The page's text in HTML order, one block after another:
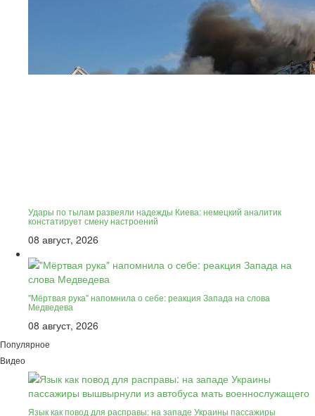
Удары по тылам развеяли надежды Киева: немецкий аналитик
констатирует смену настроений
08 август, 2026
"Мёртвая рука" напомнила о себе: реакция Запада на слова
Медведева
08 август, 2026
Популярное
Видео
Язык как повод для расправы: на западе Украины пассажиры